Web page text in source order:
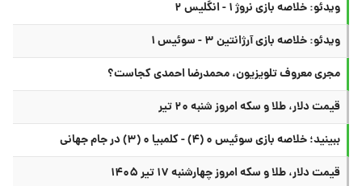
ویدئو: خلاصه بازی نروژ ۱ - انگلیس ۲
ویدئو: خلاصه بازی آرژانتین ۳ - سوئیس ۱
مجری معروف تلویزیون، محمدرضا احمدی کجاست؟
قیمت دلار، طلا و سکه امروز شنبه ۲۰ تیر
ببینید؛ خلاصه بازی سوئیس ۰ (۴) - کلمبیا ۰ (۳) در جام جهانی
قیمت دلار، طلا و سکه امروز چهارشنبه ۱۷ تیر ۱۴۰۵